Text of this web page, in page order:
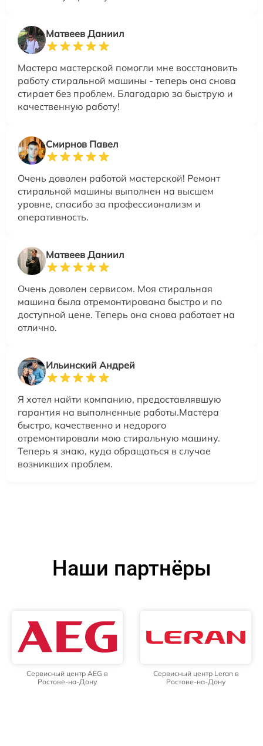
Матвеев Даниил
Мастера мастерской помогли мне восстановить
работу стиральной машины - теперь она снова
стирает без проблем. Благодарю за быструю и
качественную работу!
Смирнов Павел
Очень доволен работой мастерской! Ремонт
стиральной машины выполнен на высшем
уровне, спасибо за профессионализм и
оперативность.
Матвеев Даниил
Очень доволен сервисом. Моя стиральная
машина была отремонтирована быстро и по
доступной цене. Теперь она снова работает на
отлично.
Ильинский Андрей
Я хотел найти компанию, предоставлявшую
гарантия на выполненные работы.Мастера
быстро, качественно и недорого
отремонтировали мою стиральную машину.
Теперь я знаю, куда обращаться в случае
возникших проблем.
Наши партнёры
Сервисный центр AEG в
Ростове-на-Дону
Сервисный центр Leran в
Ростове-на-Дону